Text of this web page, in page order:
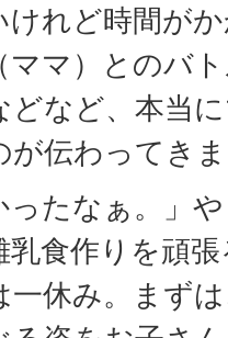
けれど時間が
ママ）とのバ
どなど、本当
が伝わってき
ったなぁ。」
乳食作りを頑
一休み。まず